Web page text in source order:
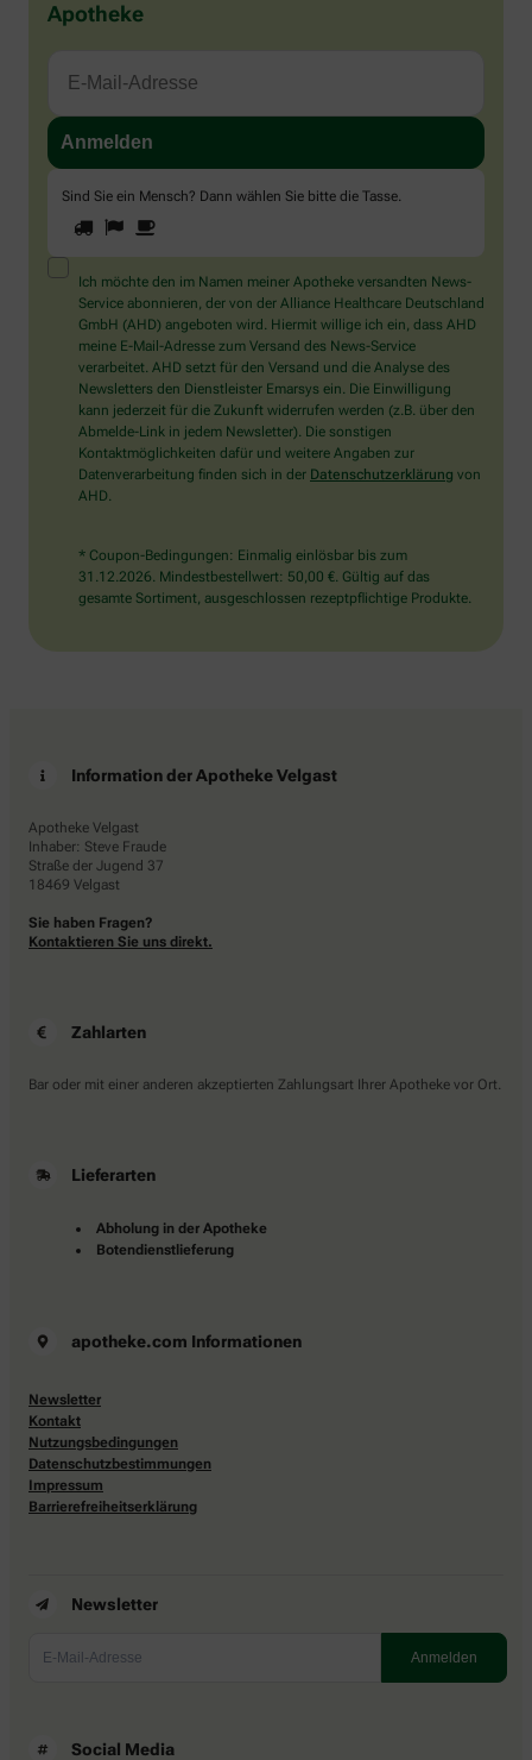
Apotheke
Sind Sie ein Mensch? Dann wählen Sie bitte die Tasse.
Sind
Sie
ein
Mensch?
Dann
wählen
Sie
bitte
die
Tasse.
1 2
Ich möchte den im Namen meiner Apotheke versandten News-
Service abonnieren, der von der Alliance Healthcare Deutschland
GmbH (AHD) angeboten wird. Hiermit willige ich ein, dass AHD
meine E-Mail-Adresse zum Versand des News-Service
verarbeitet. AHD setzt für den Versand und die Analyse des
Newsletters den Dienstleister Emarsys ein. Die Einwilligung
kann jederzeit für die Zukunft widerrufen werden (z.B. über den
Abmelde-Link in jedem Newsletter). Die sonstigen
Kontaktmöglichkeiten dafür und weitere Angaben zur
Datenverarbeitung finden sich in der Datenschutzerklärung von
AHD.
* Coupon-Bedingungen: Einmalig einlösbar bis zum
31.12.2026. Mindestbestellwert: 50,00 €. Gültig auf das
gesamte Sortiment, ausgeschlossen rezeptpflichtige Produkte.
Information der Apotheke Velgast
Apotheke Velgast
Inhaber: Steve Fraude
Straße der Jugend 37
18469 Velgast
Sie haben Fragen?
Kontaktieren Sie uns direkt.
Zahlarten
Bar oder mit einer anderen akzeptierten Zahlungsart Ihrer Apotheke vor Ort.
Lieferarten
Abholung in der Apotheke
Botendienstlieferung
apotheke.com Informationen
Newsletter
Kontakt
Nutzungsbedingungen
Datenschutzbestimmungen
Impressum
Barrierefreiheitserklärung
Newsletter
Social Media